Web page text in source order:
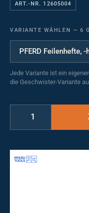
ART.-NR. 12605004
VARIANTE WÄHLEN — 6
Jede Variante ist ein
die Geschwister-Variante